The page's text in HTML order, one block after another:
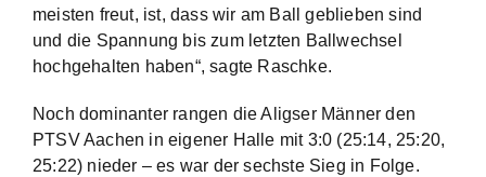
meisten freut, ist, dass wir am Ball geblieben sind
und die Spannung bis zum letzten Ballwechsel
hochgehalten haben“, sagte Raschke.
Noch dominanter rangen die Aligser Männer den
PTSV Aachen in eigener Halle mit 3:0 (25:14, 25:20,
25:22) nieder – es war der sechste Sieg in Folge.